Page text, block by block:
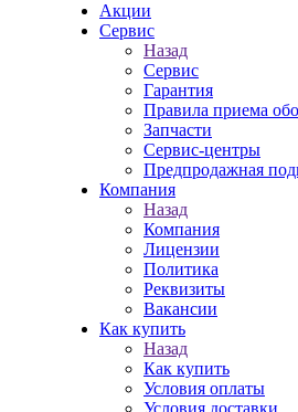
Акции
Сервис
Назад
Сервис
Гарантия
Правила приема
Запчасти
Сервис-центры
Предпродажная
Компания
Назад
Компания
Лицензии
Политика
Реквизиты
Вакансии
Как купить
Назад
Как купить
Условия оплаты